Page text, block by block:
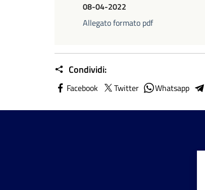
08-04-2022
Allegato formato pdf
Condividi:
Facebook Twitter Whatsapp